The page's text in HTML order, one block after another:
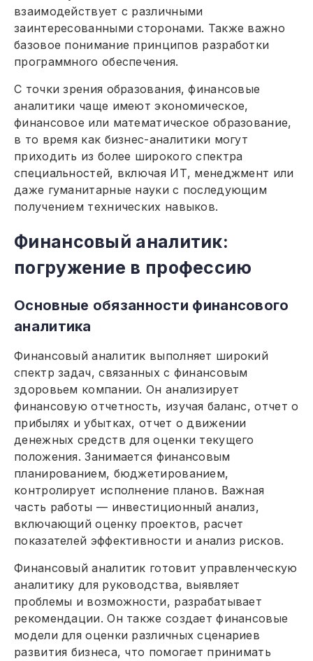
взаимодействует с различными
заинтересованными сторонами. Также важно
базовое понимание принципов разработки
программного обеспечения.
С точки зрения образования, финансовые
аналитики чаще имеют экономическое,
финансовое или математическое образование,
в то время как бизнес-аналитики могут
приходить из более широкого спектра
специальностей, включая ИТ, менеджмент или
даже гуманитарные науки с последующим
получением технических навыков.
Финансовый аналитик:
погружение в профессию
Основные обязанности финансового
аналитика
Финансовый аналитик выполняет широкий
спектр задач, связанных с финансовым
здоровьем компании. Он анализирует
финансовую отчетность, изучая баланс, отчет о
прибылях и убытках, отчет о движении
денежных средств для оценки текущего
положения. Занимается финансовым
планированием, бюджетированием,
контролирует исполнение планов. Важная
часть работы — инвестиционный анализ,
включающий оценку проектов, расчет
показателей эффективности и анализ рисков.
Финансовый аналитик готовит управленческую
аналитику для руководства, выявляет
проблемы и возможности, разрабатывает
рекомендации. Он также создает финансовые
модели для оценки различных сценариев
развития бизнеса, что помогает принимать